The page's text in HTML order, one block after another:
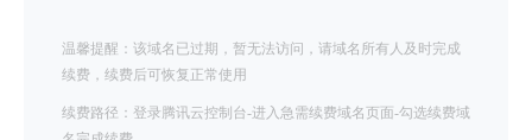
温馨提醒：该域名已过期，暂无法访问，请域名所有人及时完成
续费，续费后可恢复正常使用
续费路径：登录腾讯云控制台-进入急需续费域名页面-勾选续费域